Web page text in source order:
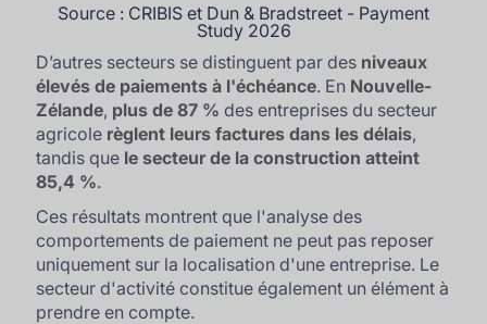
Source : CRIBIS et Dun & Bradstreet - Payment
Study 2026
D’autres secteurs se distinguent par des niveaux
élevés de paiements à l'échéance. En Nouvelle-
Zélande, plus de 87 % des entreprises du secteur
agricole règlent leurs factures dans les délais,
tandis que le secteur de la construction atteint
85,4 %.
Ces résultats montrent que l'analyse des
comportements de paiement ne peut pas reposer
uniquement sur la localisation d'une entreprise. Le
secteur d'activité constitue également un élément à
prendre en compte.